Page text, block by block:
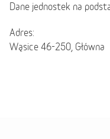
Dane jednostek na
Adres:
Wąsice 46-250, Główna